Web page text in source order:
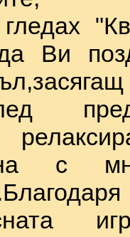
Ви
с